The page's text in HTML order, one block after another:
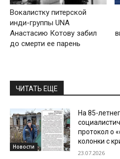
Вокалистку питерской
инди-группы UNA
Анастасию Котову забил
до смерти ее парень
ЧИТАТЬ ЕЩЕ
Новости
На 85-
протокол о
колонки с
23.07.2026